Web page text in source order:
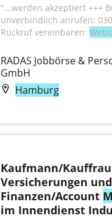
"...werden akzeptiert +++
unverbindlich anrufen:
Rückruf vereinbaren:
RADAS Jobbörse &
GmbH
Hamburg
Kaufmann/
Versicherungen und
Finanzen/Account
im Innendienst